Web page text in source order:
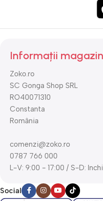
Informații magazin
Zoko.ro
SC Gonga Shop SRL
RO40071310
Constanta
România
comenzi@zoko.ro
0787 766 000
L-V: 9:00 - 17:00 / S-D:
Social